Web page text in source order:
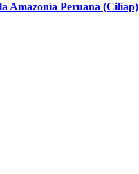
Amazonía Peruana (Ciliap)